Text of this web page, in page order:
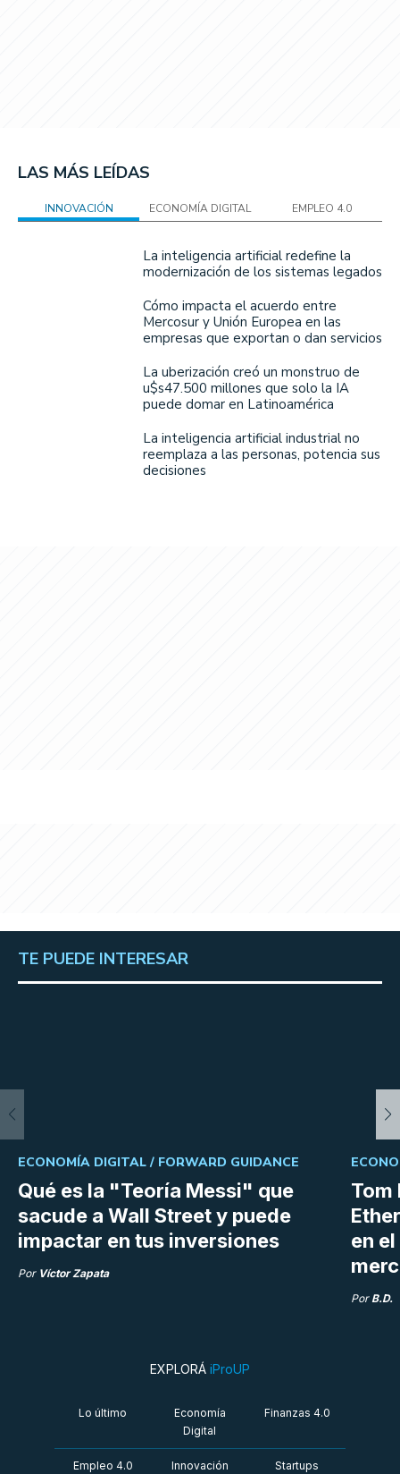
LAS MÁS LEÍDAS
INNOVACIÓN ECONOMÍA DIGITAL EMPLEO 4.0
La inteligencia artificial redefine la
modernización de los sistemas legados
Cómo impacta el acuerdo entre
Mercosur y Unión Europea en las
empresas que exportan o dan servicios
La uberización creó un monstruo de
u$s47.500 millones que solo la IA
puede domar en Latinoamérica
La inteligencia artificial industrial no
reemplaza a las personas, potencia sus
decisiones
TE PUEDE INTERESAR
Qué es la "Teoría Messi" que
sacude a Wall Street y puede
impactar en tus inversiones
ECONOMÍA DIGITAL / FORWARD GUIDANCE
Por Víctor Zapata
Tom
en
Por B.D.
EXPLORÁ iProUP
Lo último
Economía
Digital
Finanzas 4.0
Empleo 4.0 Innovación Startups